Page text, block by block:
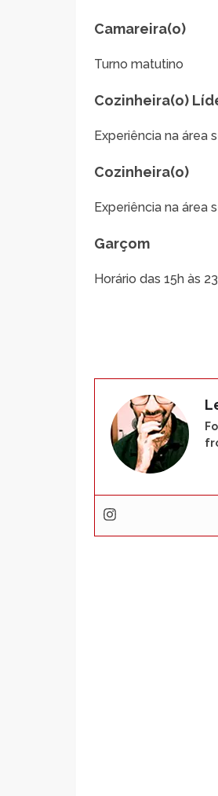
Camareira(o)
Turno matutino
Cozinheira(o)
Experiência na área
Cozinheira(o)
Experiência na área
Garçom
Horário das 15h às